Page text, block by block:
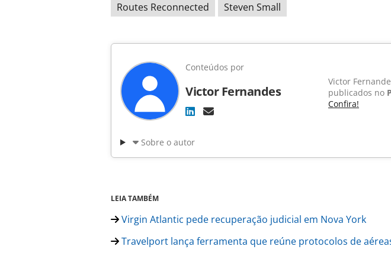
Routes Reconnected
Steven Small
Conteúdos por
Victor Fernandes
Victor
publicados no
Confira!
Sobre o autor
LEIA TAMBÉM
Virgin Atlantic pede recuperação judicial em Nova York
Travelport lança ferramenta que reúne protocolos de